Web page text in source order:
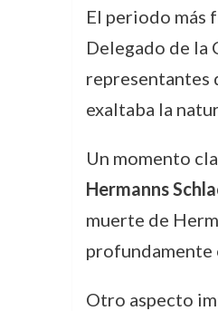
El periodo más
Delegado de la
representantes
exaltaba la
Un momento
Hermanns
muerte de
profundamente
Otro aspecto